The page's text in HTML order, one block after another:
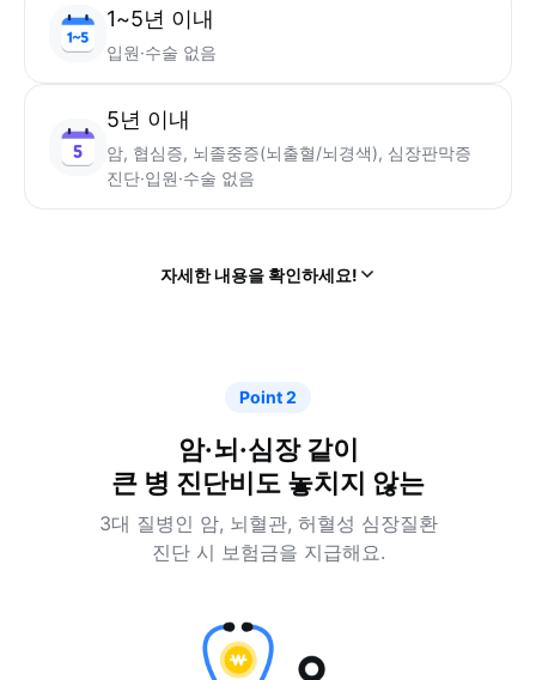
1~5년 이내
입원·수술 없음
5년 이내
암, 협심증, 뇌졸중증(뇌출혈/뇌경색), 심장판막증
진단·입원·수술 없음
자세한 내용을 확인하세요!
Point 2
암·뇌·심장 같이
큰 병 진단비도 놓치지 않는
3대 질병인 암, 뇌혈관, 허혈성 심장질환
진단 시 보험금을 지급해요.